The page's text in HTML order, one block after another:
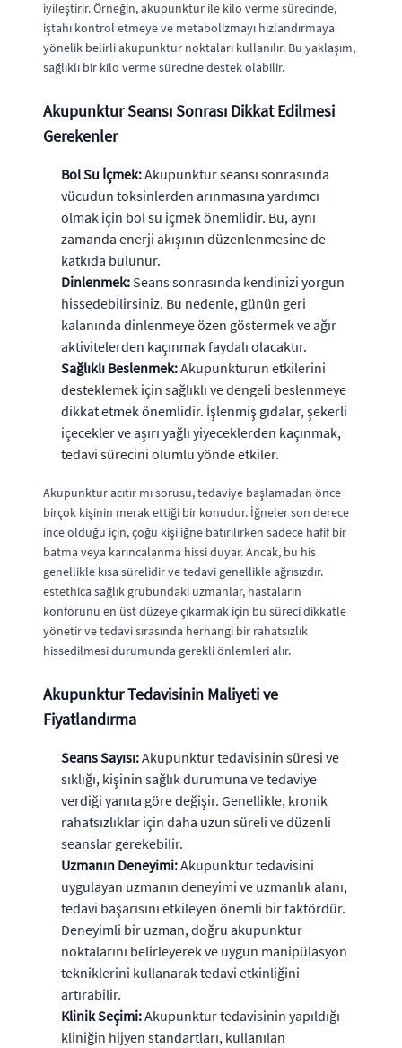
iyileştirir. Örneğin, akupunktur ile kilo verme sürecinde,
iştahı kontrol etmeye ve metabolizmayı hızlandırmaya
yönelik belirli akupunktur noktaları kullanılır. Bu yaklaşım,
sağlıklı bir kilo verme sürecine destek olabilir.
Akupunktur Seansı Sonrası Dikkat Edilmesi
Gerekenler
Bol Su İçmek:Akupunktur seansı sonrasında
vücudun toksinlerden arınmasına yardımcı
olmak için bol su içmek önemlidir. Bu, aynı
zamanda enerji akışının düzenlenmesine de
katkıda bulunur.
Dinlenmek: Seans sonrasında kendinizi yorgun
hissedebilirsiniz. Bu nedenle, günün geri
kalanında dinlenmeye özen göstermek ve ağır
aktivitelerden kaçınmak faydalı olacaktır.
Sağlıklı Beslenmek:Akupunkturun etkilerini
desteklemek için sağlıklı ve dengeli beslenmeye
dikkat etmek önemlidir. İşlenmiş gıdalar, şekerli
içecekler ve aşırı yağlı yiyeceklerden kaçınmak,
tedavi sürecini olumlu yönde etkiler.
Akupunktur acıtır mı sorusu, tedaviye başlamadan önce
birçok kişinin merak ettiği bir konudur. İğneler son derece
ince olduğu için, çoğu kişi iğne batırılırken sadece hafif bir
batma veya karıncalanma hissi duyar. Ancak, bu his
genellikle kısa sürelidir ve tedavi genellikle ağrısızdır.
estethica sağlık grubundaki uzmanlar, hastaların
konforunu en üst düzeye çıkarmak için bu süreci dikkatle
yönetir ve tedavi sırasında herhangi bir rahatsızlık
hissedilmesi durumunda gerekli önlemleri alır.
Akupunktur Tedavisinin Maliyeti ve
Fiyatlandırma
Seans Sayısı:Akupunktur tedavisinin süresi ve
sıklığı, kişinin sağlık durumuna ve tedaviye
verdiği yanıta göre değişir. Genellikle, kronik
rahatsızlıklar için daha uzun süreli ve düzenli
seanslar gerekebilir.
Uzmanın Deneyimi:Akupunktur tedavisini
uygulayan uzmanın deneyimi ve uzmanlık alanı,
tedavi başarısını etkileyen önemli bir faktördür.
Deneyimli bir uzman, doğru akupunktur
noktalarını belirleyerek ve uygun manipülasyon
tekniklerini kullanarak tedavi etkinliğini
artırabilir.
Klinik Seçimi:Akupunktur tedavisinin yapıldığı
kliniğin hijyen standartları, kullanılan